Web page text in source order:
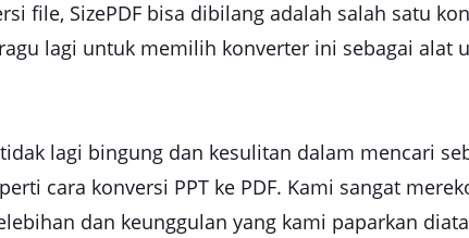
file, SizePDF bisa dibilang adalah salah satu
lagi untuk memilih konverter ini sebagai alat
lagi bingung dan kesulitan dalam mencari
cara konversi PPT ke PDF. Kami sangat
dan keunggulan yang kami paparkan